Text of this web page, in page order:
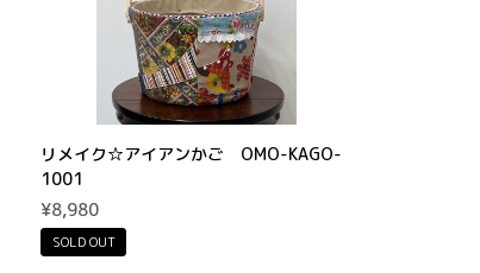
リメイク☆アイアンかご OMO-KAGO-
1001
¥8,980
SOLD OUT